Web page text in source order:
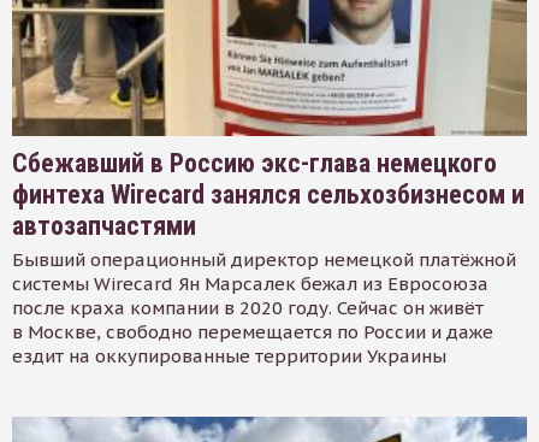
Сбежавший в Россию экс-глава немецкого
финтеха Wirecard занялся сельхозбизнесом и
автозапчастями
Бывший операционный директор немецкой платёжной
системы Wirecard Ян Марсалек бежал из Евросоюза
после краха компании в 2020 году. Сейчас он живёт
в Москве, свободно перемещается по России и даже
ездит на оккупированные территории Украины